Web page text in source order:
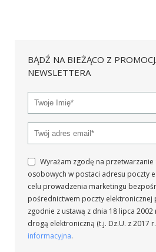
BĄDŹ NA BIEŻĄCO Z
NEWSLETTERA
Wyrażam zgodę na przetwarzanie
osobowych w postaci adresu poczty
celu prowadzenia marketingu
pośrednictwem poczty elektronicznej
zgodnie z ustawą z dnia 18 lipca 2002
drogą elektroniczną (t.j. Dz.U. z 2017
informacyjna.